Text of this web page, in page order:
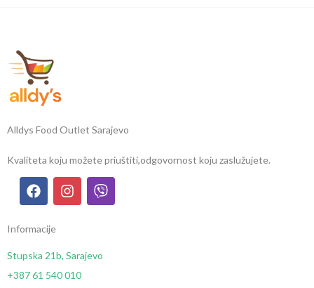
Alldys Food Outlet Sarajevo
Kvaliteta koju možete priuštiti,odgovornost koju zaslužujete.
Informacije
Stupska 21b, Sarajevo
+387 61 540 010